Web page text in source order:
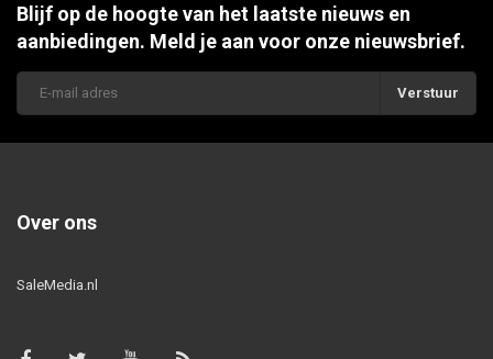
Blijf op de hoogte van het laatste nieuws en
aanbiedingen. Meld je aan voor onze nieuwsbrief.
Verstuur
Over ons
SaleMedia.nl